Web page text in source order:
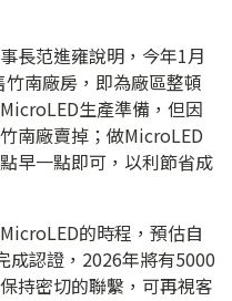
長范進雍說明，今年1月
南廠房，即為廠區整頓
生產準備，但因
南廠賣掉；做MicroLED
早一點即可，以利節省成
的時程，預估自
成認證，2026年將有5000
持密切的聯繫，可再視客